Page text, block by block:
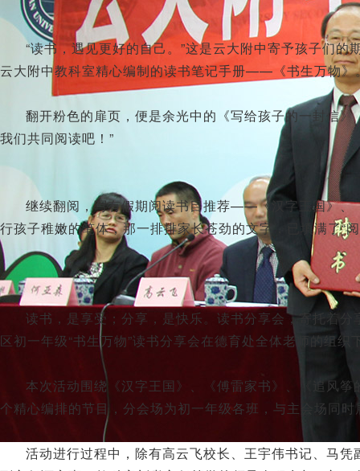
“读书，遇见更好的自己。”这是云大附中寄予孩子们
云大附中教科室精心编制的读书笔记手册——《书生万物》
翻开粉色的扉页，便是余光中的《写给孩子的一封信
我们共同阅读吧！”
继续翻阅，写有假期阅读书目推荐——《汉字王国》、
行孩子稚嫩的笔体，那一排排家长苍劲的文字，已填满了“
读书，是享受；分享，是快乐。读书分享会，寄托着
区初一年级“书生万物”读书分享会在德育处全体老师的组织
本次活动围绕《汉字王国》、《傅雷家书》、《追风
个精心编排的节目，分会场为初一年级各班，与主会场同
活动进行过程中，除有高云飞校长、王宇伟书记、马